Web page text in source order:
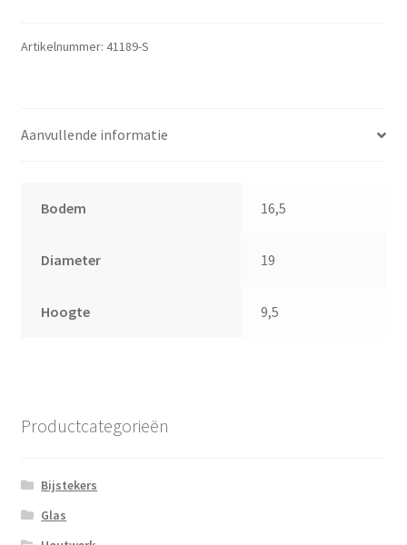
Artikelnummer: 41189-S
Aanvullende informatie
Bodem 16,5
Diameter 19
Hoogte 9,5
Productcategorieën
Bijstekers
Glas